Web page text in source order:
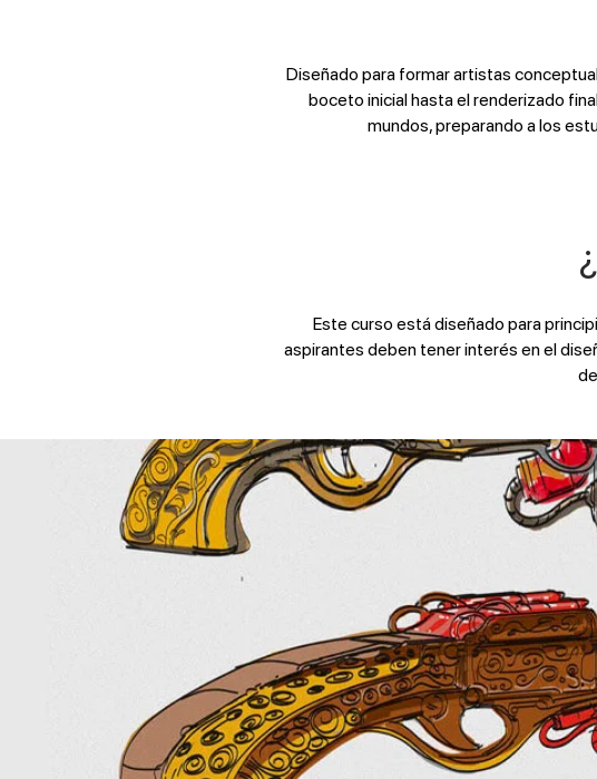
Diseñado para formar artistas
boceto inicial hasta el renderizado
mundos, preparando a los
Este curso está diseñado para
aspirantes deben tener interés en el